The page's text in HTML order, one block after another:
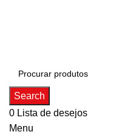
Search
0 Lista de desejos
Menu